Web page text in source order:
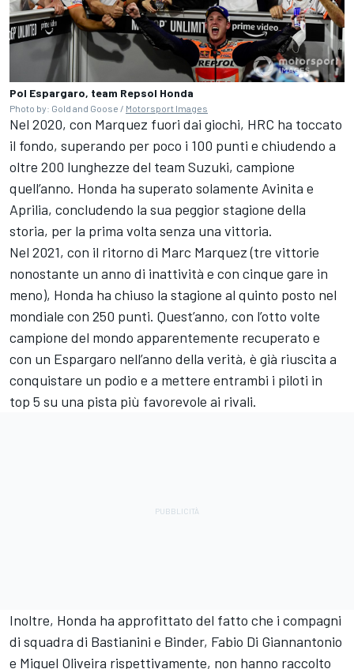
Pol Espargaro, team Repsol Honda
Photo by: Gold and Goose / Motorsport Images
Nel 2020, con Marquez fuori dai giochi, HRC ha toccato
il fondo, superando per poco i 100 punti e chiudendo a
oltre 200 lunghezze del team Suzuki, campione
quell’anno. Honda ha superato solamente Avinita e
Aprilia, concludendo la sua peggior stagione della
storia, per la prima volta senza una vittoria.
Nel 2021, con il ritorno di Marc Marquez (tre vittorie
nonostante un anno di inattività e con cinque gare in
meno), Honda ha chiuso la stagione al quinto posto nel
mondiale con 250 punti. Quest’anno, con l’otto volte
campione del mondo apparentemente recuperato e
con un Espargaro nell’anno della verità, è già riuscita a
conquistare un podio e a mettere entrambi i piloti in
top 5 su una pista più favorevole ai rivali.
Inoltre, Honda ha approfittato del fatto che i compagni
di squadra di Bastianini e Binder, Fabio Di Giannantonio
e Miguel Oliveira rispettivamente, non hanno raccolto